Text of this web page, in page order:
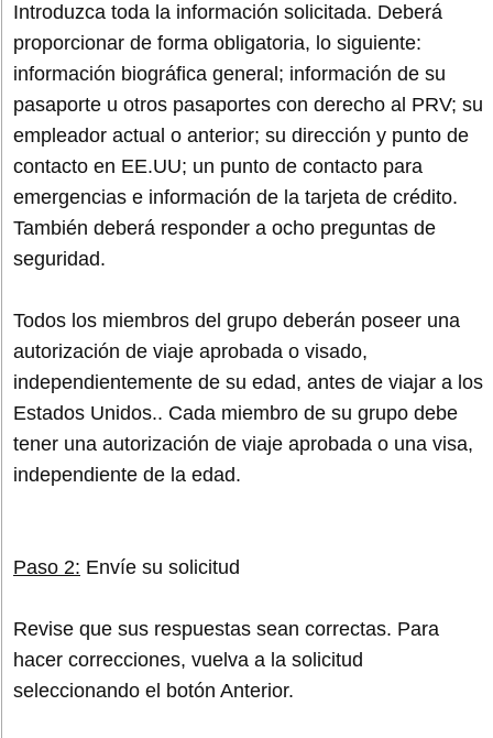
Introduzca toda la información solicitada. Deberá
proporcionar de forma obligatoria, lo siguiente:
información biográfica general; información de su
pasaporte u otros pasaportes con derecho al PRV; su
empleador actual o anterior; su dirección y punto de
contacto en EE.UU; un punto de contacto para
emergencias e información de la tarjeta de crédito.
También deberá responder a ocho preguntas de
seguridad.
Todos los miembros del grupo deberán poseer una
autorización de viaje aprobada o visado,
independientemente de su edad, antes de viajar a los
Estados Unidos.. Cada miembro de su grupo debe
tener una autorización de viaje aprobada o una visa,
independiente de la edad.
Paso 2: Envíe su solicitud
Revise que sus respuestas sean correctas. Para
hacer correcciones, vuelva a la solicitud
seleccionando el botón Anterior.